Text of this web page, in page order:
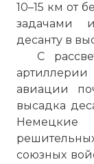
10–15 км от
задачами
десанту в
С
авиации
высадка
Немецкие
союзных